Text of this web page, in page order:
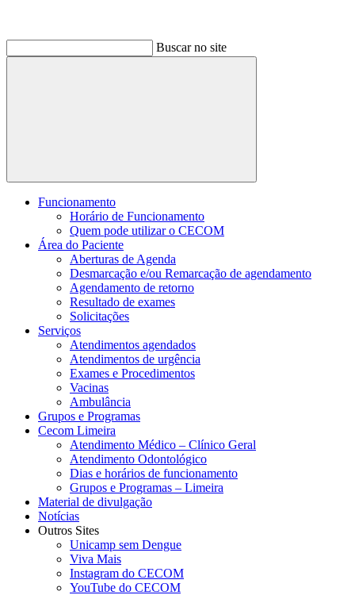
Buscar no site
Buscar
Funcionamento
Horário de Funcionamento
Quem pode utilizar o CECOM
Área do Paciente
Aberturas de Agenda
Desmarcação e/ou Remarcação de agendamento
Agendamento de retorno
Resultado de exames
Solicitações
Serviços
Atendimentos agendados
Atendimentos de urgência
Exames e Procedimentos
Vacinas
Ambulância
Grupos e Programas
Cecom Limeira
Atendimento Médico – Clínico Geral
Atendimento Odontológico
Dias e horários de funcionamento
Grupos e Programas – Limeira
Material de divulgação
Notícias
Outros Sites
Unicamp sem Dengue
Viva Mais
Instagram do CECOM
YouTube do CECOM